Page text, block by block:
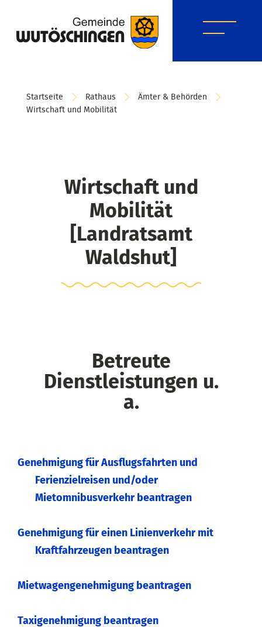
Startseite Rathaus
Ämter & Behörden
Wirtschaft und Mobilität
Wirtschaft und
Mobilität
[Landratsamt
Waldshut]
Betreute
Dienstleistungen u.
a.
Genehmigung für Ausflugsfahrten und
Ferienzielreisen und/oder
Mietomnibusverkehr beantragen
Genehmigung für einen Linienverkehr mit
Kraftfahrzeugen beantragen
Mietwagengenehmigung beantragen
Taxigenehmigung beantragen